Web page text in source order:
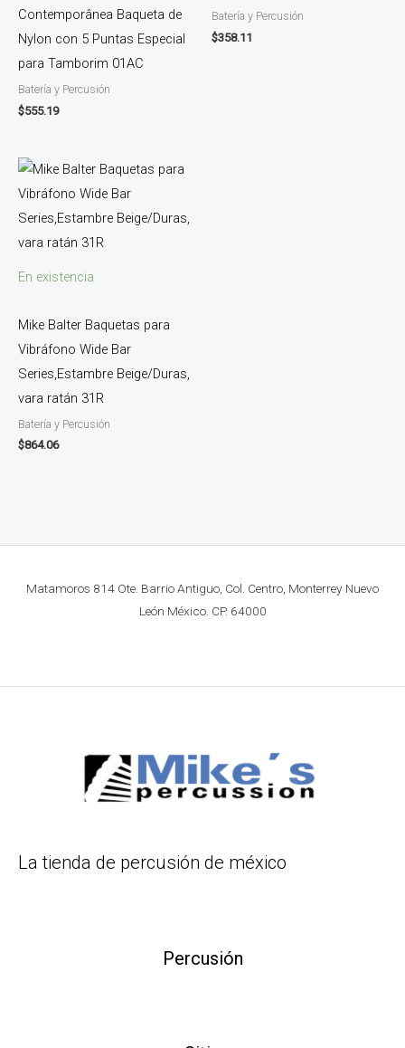
Contemporânea Baqueta de
Nylon con 5 Puntas Especial
para Tamborim 01AC
Batería y Percusión
$555.19
Batería y Percusión
$358.11
En existencia
Mike Balter Baquetas para
Vibráfono Wide Bar
Series,Estambre Beige/Duras,
vara ratán 31R
Batería y Percusión
$864.06
Matamoros 814 Ote. Barrio Antiguo, Col. Centro, Monterrey Nuevo
León México. CP. 64000
La tienda de percusión de méxico
Percusión